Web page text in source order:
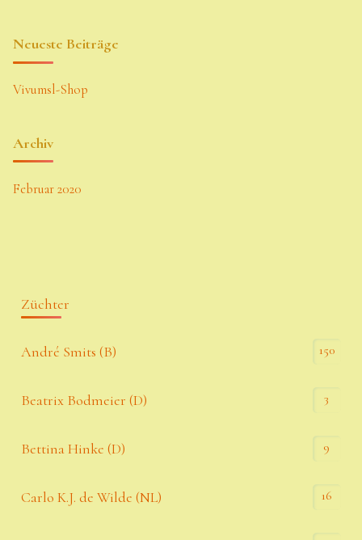
Neueste Beiträge
Vivumsl-Shop
Archiv
Februar 2020
Züchter
André Smits (B) 150
Beatrix Bodmeier (D) 3
Bettina Hinke (D) 9
Carlo K.J. de Wilde (NL) 16